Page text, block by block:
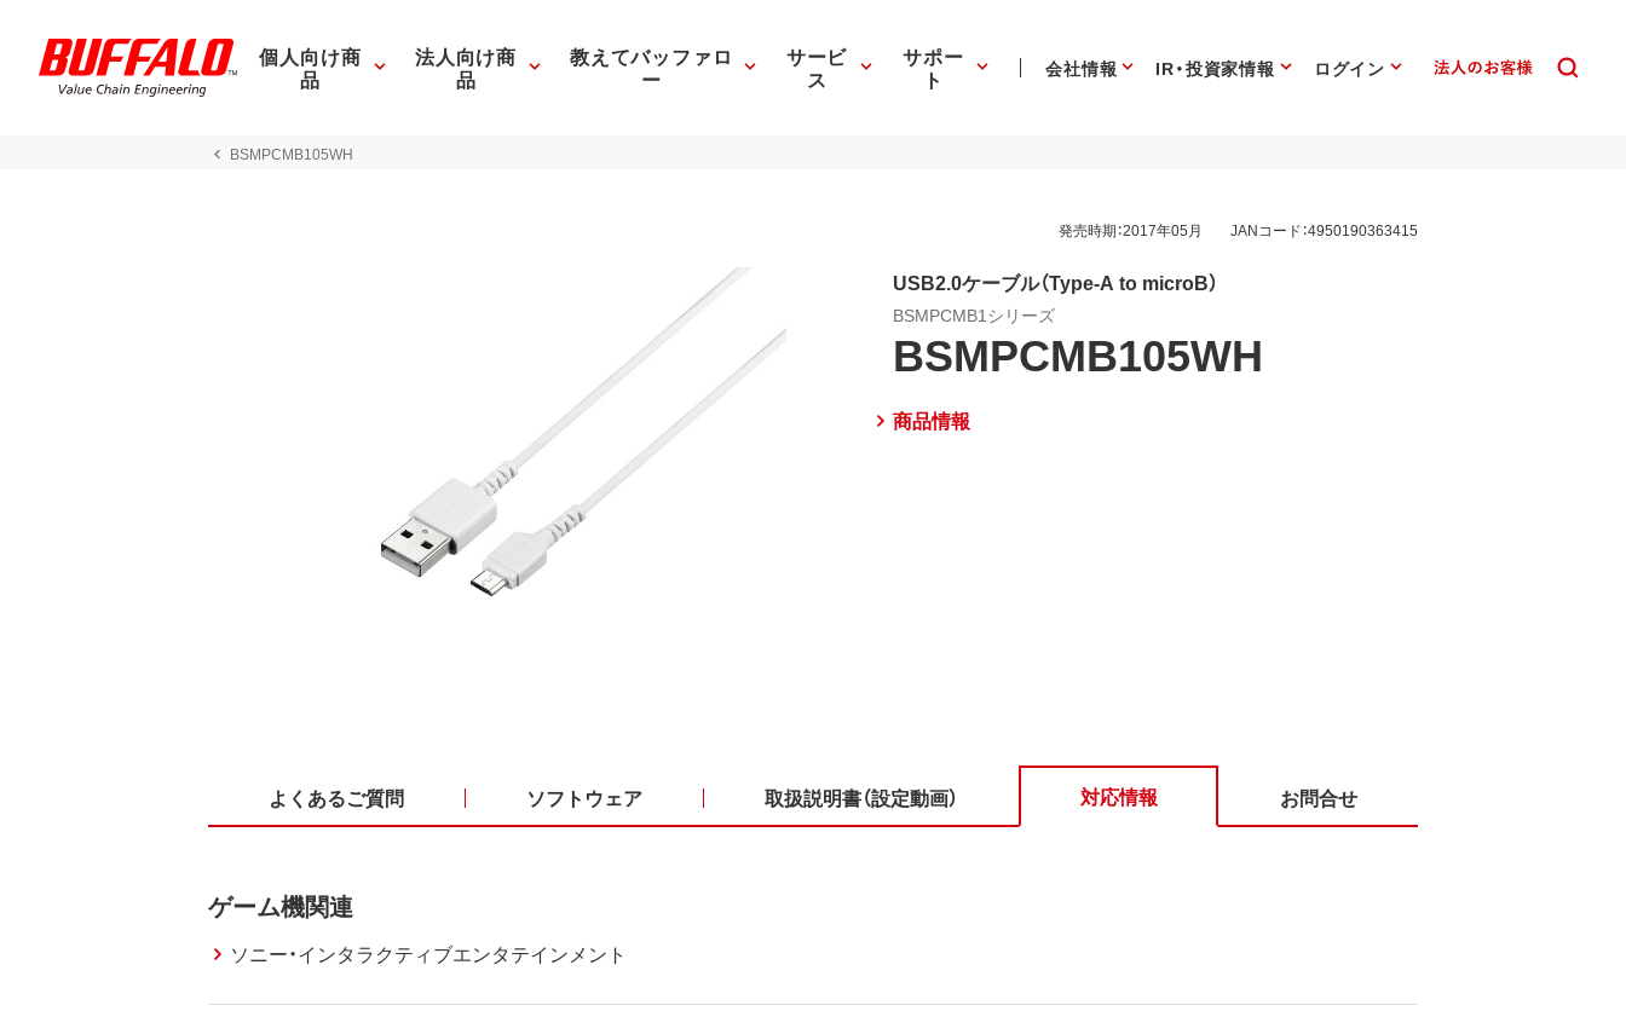
個人向け商
品
法人向け商
品
教えてバッファロ
ー
サービ
ス
サポー
ト 会社情報 IR・投資家情報 ログイン
BSMPCMB105WH
発売時期：2017年05月 JANコード：4950190363415
USB2.0ケーブル（Type-A to microB）
BSMPCMB1シリーズ
BSMPCMB105WH
商品情報
よくあるご質問 ソフトウェア 取扱説明書（設定動画） 対応情報 お問合せ
ゲーム機関連
ソニー・インタラクティブエンタテインメント